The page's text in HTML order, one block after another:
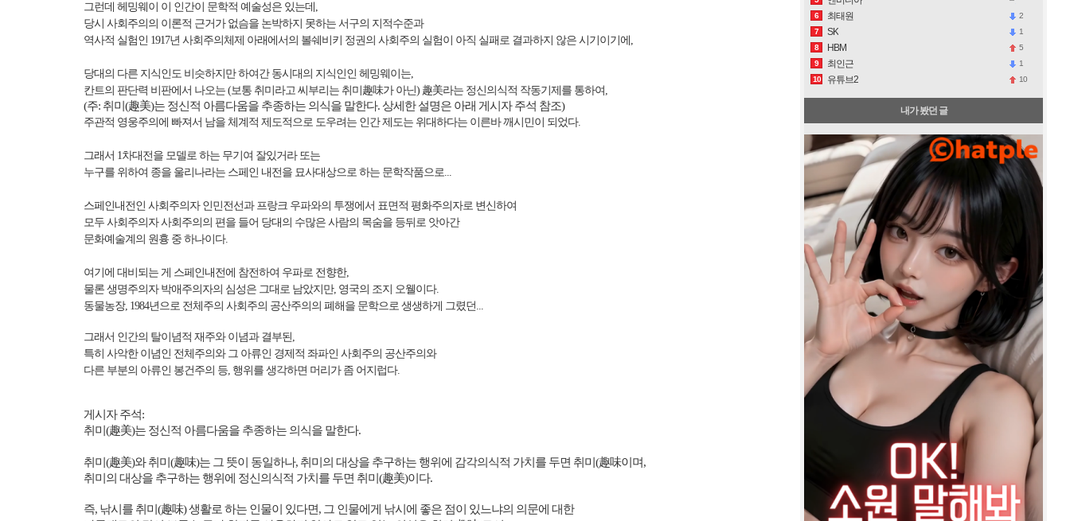
그런데 헤밍웨이 이 인간이 문학적 예술성은 있는데,
당시 사회주의의 이론적 근거가 없슴을 논박하지 못하는 서구의 지적수준과
역사적 실험인 1917년 사회주의체제 아래에서의 볼쉐비키 정권의 사회주의 실험이 아직 실패로 결과하지 않은 시기이기에,
당대의 다른 지식인도 비슷하지만 하여간 동시대의 지식인인 헤밍웨이는,
칸트의 판단력 비판에서 나오는 (보통 취미라고 씨부리는 취미趣味가 아닌) 趣美라는 정신의식적 작동기제를 통하여,
(주: 취미 (趣美)는 정신적 아름다움을 추종하는 의식을 말한다. 상세한 설명은 아래 게시자 주석 참조)
주관적 영웅주의에 빠져서 남을 체계적 제도적으로 도우려는 인간 제도는 위대하다는 이른바 깨시민이 되었다.
그래서 1차대전을 모델로 하는 무기여 잘있거라 또는
누구를 위하여 종을 울리나라는 스페인 내전을 묘사대상으로 하는 문학작품으로...
스페인내전인 사회주의자 인민전선과 프랑크 우파와의 투쟁에서 표면적 평화주의자로 변신하여
모두 사회주의자 사회주의의 편을 들어 당대의 수많은 사람의 목숨을 등뒤로 앗아간
문화예술계의 원흉 중 하나이다.
여기에 대비되는 게 스페인내전에 참전하여 우파로 전향한,
물론 생명주의자 박애주의자의 심성은 그대로 남았지만, 영국의 조지 오웰이다.
동물농장, 1984년으로 전체주의 사회주의 공산주의의 폐해을 문학으로 생생하게 그렸던...
그래서 인간의 탈이념적 재주와 이념과 결부된,
특히 사악한 이념인 전체주의와 그 아류인 경제적 좌파인 사회주의 공산주의와
다른 부분의 아류인 봉건주의 등, 행위를 생각하면 머리가 좀 어지럽다.
게시자 주석:
취미 (趣美)는 정신적 아름다움을 추종하는 의식을 말한다.
취미 (趣美)와 취미 (趣味)는 그 뜻이 동일하나, 취미의 대상을 추구하는 행위에 감각의식적 가치를 두면 취미 (趣味이며,
취미의 대상을 추구하는 행위에 정신의식적 가치를 두면 취미 (趣美)이다.
즉, 낚시를 취미 (趣味)생활로 하는 인물이 있다면, 그 인물에게 낚시에 좋은 점이 있느냐의 의문에 대한
6 최태원
2
7
SK
1
8
HBM
5
9
최인근
1
10
유튜브2 10
내가 봤던 글